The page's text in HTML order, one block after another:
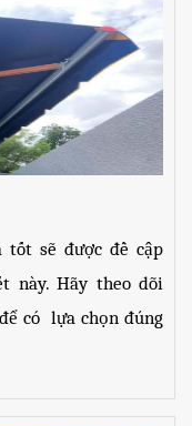
tốt sẽ được đề cập
này. Hãy theo dõi
có  lựa chọn đúng